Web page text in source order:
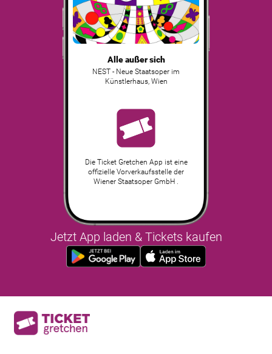
Alle außer sich
NEST - Neue Staatsoper im
Künstlerhaus, Wien
Die Ticket Gretchen App ist eine
offizielle Vorverkaufsstelle der
Wiener Staatsoper GmbH .
Jetzt App laden & Tickets kaufen